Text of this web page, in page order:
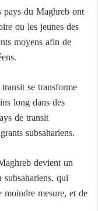
pays du Maghreb ont
ou les jeunes des
moyens afin de
se transforme
long dans des
de transit
subsahariens.
devient un
qui
mesure, et de